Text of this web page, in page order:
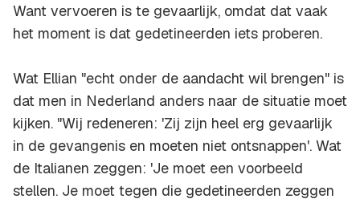
Want vervoeren is te gevaarlijk, omdat dat vaak
het moment is dat gedetineerden iets proberen.
Wat Ellian "echt onder de aandacht wil brengen" is
dat men in Nederland anders naar de situatie moet
kijken. "Wij redeneren: 'Zij zijn heel erg gevaarlijk
in de gevangenis en moeten niet ontsnappen'. Wat
de Italianen zeggen: 'Je moet een voorbeeld
stellen. Je moet tegen die gedetineerden zeggen